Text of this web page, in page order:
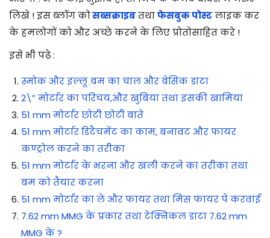
लिखे ! इस ब्लॉग कोसब्सक्राइबतथाफेसबुक पोस्टलाइक कर
के हमलोगों को और अच्छे करने के लिए प्रोतोसाहित करे !
इसे भी पढ़े :
स्मोक और इल्लू बम का चाल और बेसिक डाटा
2\” मोर्टार का परिचय,और खुबिया तथा इसकी खामिया
51 mm मोर्टार छोटी छोटी बाते
51 mm मोर्टार डिटैचमेंट का काम, बनावट और फायर
कण्ट्रोल करने का तरीका
51 mm मोर्टार के भरना और खली करने का तरीका तथा
बम को तैयार करना
51 mm मोर्टार का ले और फायर तथा मिस फायर पे करवाई
7.62 mm MMG के प्रकार तथा टेक्निकल डाटा 7.62 mm
MMG के ?